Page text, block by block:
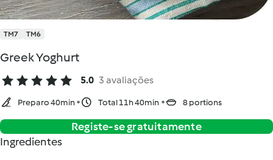
TM7 TM6
Greek Yoghurt
5.0 3 avaliações
Preparo 40min Total 11h 40min 8 portions
Registe-se gratuitamente
Ingredientes